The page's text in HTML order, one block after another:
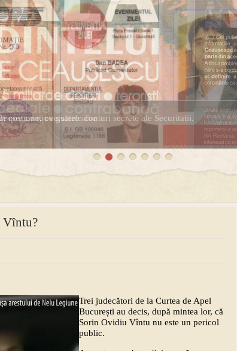
costume, cu gulere albe
controversatele conturi secrete ale Securitatii.
Vîntu?
Trei judecători de la Curtea de Apel
București au decis, după mintea lor, că
Sorin Ovidiu Vîntu nu este un pericol
public.